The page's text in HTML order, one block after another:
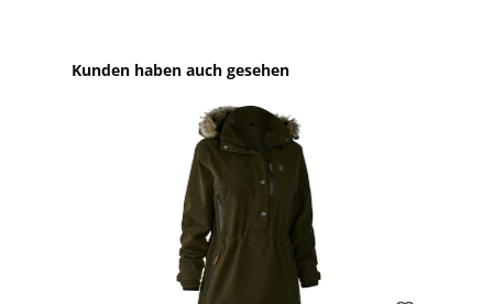
Produktgalerie überspringen
Kunden haben auch gesehen